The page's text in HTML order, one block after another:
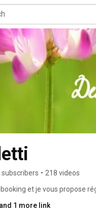
subscribers • 218 videos
et je vous propose
and 1 more link